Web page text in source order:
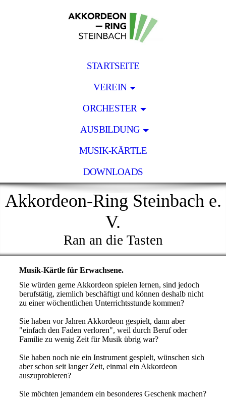
STARTSEITE
VEREIN
ORCHESTER
AUSBILDUNG
MUSIK-KÄRTLE
DOWNLOADS
Akkordeon-Ring Steinbach e.
V.
Ran an die Tasten
Musik-Kärtle für Erwachsene.
Sie würden gerne Akkordeon spielen lernen, sind jedoch
berufstätig, ziemlich beschäftigt und können deshalb nicht
zu einer wöchentlichen Unterrichtsstunde kommen?
Sie haben vor Jahren Akkordeon gespielt, dann aber
"einfach den Faden verloren", weil durch Beruf oder
Familie zu wenig Zeit für Musik übrig war?
Sie haben noch nie ein Instrument gespielt, wünschen sich
aber schon seit langer Zeit, einmal ein Akkordeon
auszuprobieren?
Sie möchten jemandem ein besonderes Geschenk machen?